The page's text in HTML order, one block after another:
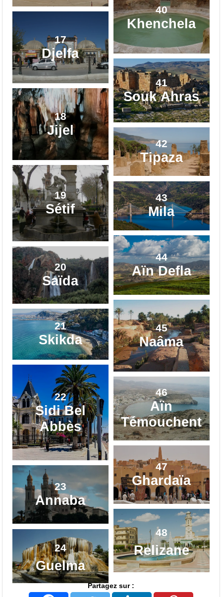
17
Djelfa
18
Jijel
19
Sétif
20
Saïda
21
Skikda
22
Sidi Bel
Abbès
23
Annaba
24
Guelma
40
Khenchela
41
Souk Ahras
42
Tipaza
43
Mila
44
Aïn Defla
45
Naâma
46
Aïn
Témouchent
47
Ghardaïa
48
Relizane
Partagez sur :